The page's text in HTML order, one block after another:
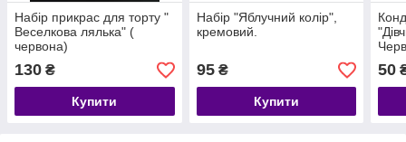
Набір прикрас для торту "
Веселкова лялька" (
червона)
130 ₴
Купити
Набір "Яблучний колір",
кремовий.
95₴
Купити
50